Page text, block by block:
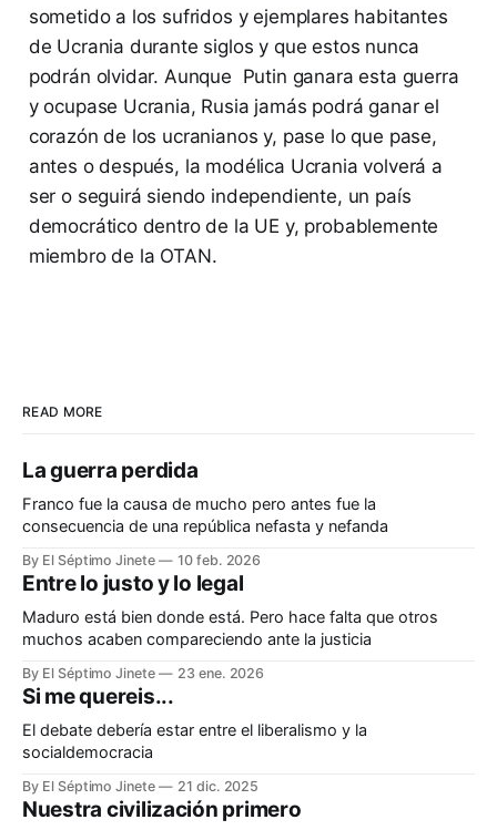
sometido a los sufridos y ejemplares habitantes
de Ucrania durante siglos y que estos nunca
podrán olvidar. Aunque Putin ganara esta guerra
y ocupase Ucrania, Rusia jamás podrá ganar el
corazón de los ucranianos y, pase lo que pase,
antes o después, la modélica Ucrania volverá a
ser o seguirá siendo independiente, un país
democrático dentro de la UE y, probablemente
miembro de la OTAN.
READ MORE
La guerra perdida
Franco fue la causa de mucho pero antes fue la
consecuencia de una república nefasta y nefanda
By El Séptimo Jinete 10 feb. 2026
Entre lo justo y lo legal
Maduro está bien donde está. Pero hace falta que otros
muchos acaben compareciendo ante la justicia
By El Séptimo Jinete 23 ene. 2026
Si me quereis...
El debate debería estar entre el liberalismo y la
socialdemocracia
By El Séptimo Jinete 21 dic. 2025
Nuestra civilización primero